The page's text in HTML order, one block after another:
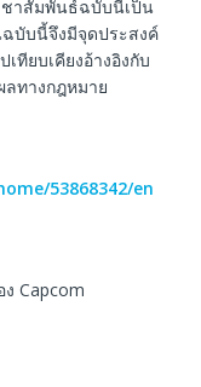
ชาสัมพันธ์ฉบับนี้เป็น
บับนี้จึงมีจุดประสงค์
ทียบเคียงอ้างอิงกับ
ทางกฎหมาย
53868342/en
Capcom